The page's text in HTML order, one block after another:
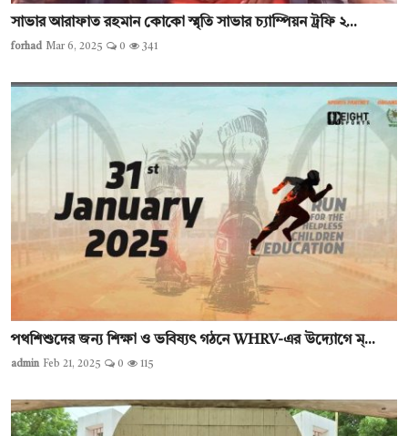
সাভার আরাফাত রহমান কোকো স্মৃতি সাভার চ্যাম্পিয়ন ট্রফি ২...
forhad Mar 6, 2025 0 341
পথশিশুদের জন্য শিক্ষা ও ভবিষ্যৎ গঠনে WHRV-এর উদ্যোগে ম্...
admin Feb 21, 2025 0 115